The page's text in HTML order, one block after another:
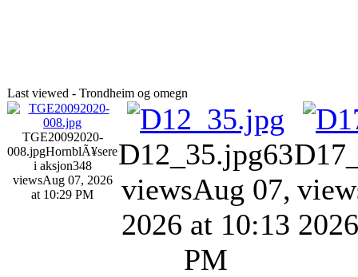
Last viewed - Trondheim og omegn
TGE20092020-
008.jpgHornblÃ¥sere
i aksjon348
viewsAug 07, 2026
at 10:29 PM
D12_35.jpg63
viewsAug 07,
2026 at 10:13
PM